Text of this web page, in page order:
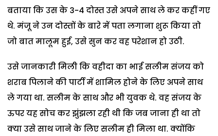
बताया कि उस के 3-4 दोस्त उसे अपने साथ ले कर कहीं गए
थे. मंजू ने उन दोस्तों के बारे में पता लगाना शुरू किया तो
जो बात मालूम हुई, उसे सुन कर वह परेशान हो उठी.
उसे जानकारी मिली कि वहीदा का भाई सलीम संजय को
शराब पिलाने की पार्टी में शामिल होने के लिए अपने साथ
ले गया था. सलीम के साथ और भी युवक थे. वह संजय के
ऊपर यह सोच कर झुंझला रही थी कि जब जाना ही था तो
क्या उसे साथ जाने के लिए सलीम ही मिला था. क्योंकि